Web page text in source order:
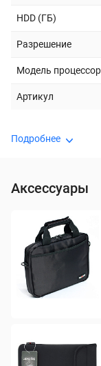
HDD (ГБ)
Разрешение
Модель
Артикул
Подробнее
Аксессуары